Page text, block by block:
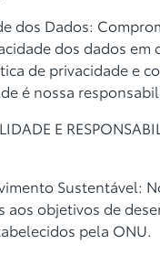
dos Dados:
dos dados em
de privacidade e
é nossa
E
Sustentável:
aos objetivos de
pela ONU.